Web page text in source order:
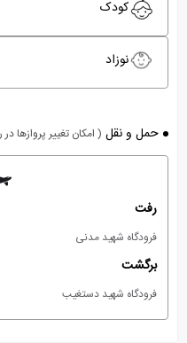
کودک
نوزاد
حمل و نقل ( امکان تغییر پروازها
رفت
فرودگاه شهید مدنی
برگشت
فرودگاه شهید دستغیب